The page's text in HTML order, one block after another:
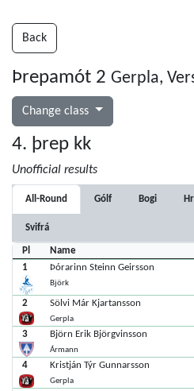
Back
Þrepamót 2 Gerpla,
Change class
4. þrep kk
Unofficial results
All-Round Gólf Bogi
Svifrá
Pl Name
1
Þórarinn Steinn Geirsson
Björk
2 Sölvi Már Kjartansson
Gerpla
3 Björn Erik Björgvinsson
Ármann
4 Kristján Týr Gunnarsson
Gerpla